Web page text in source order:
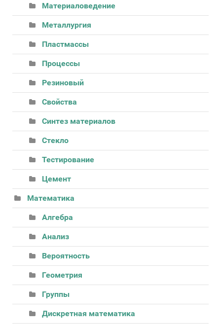
Материаловедение
Металлургия
Пластмассы
Процессы
Резиновый
Свойства
Синтез материалов
Стекло
Тестирование
Цемент
Математика
Алгебра
Анализ
Вероятность
Геометрия
Группы
Дискретная математика